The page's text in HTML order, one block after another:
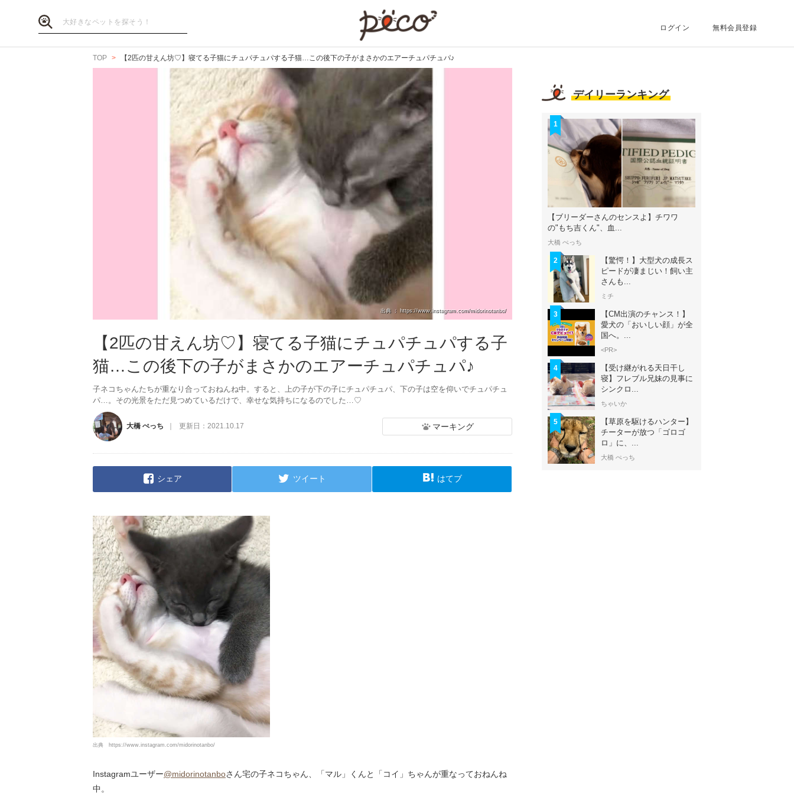
ログイン 無料会員登録
TOP 【2匹の甘えん坊♡】寝てる子猫にチュパチュパする子猫…この後下の子がまさかのエアーチュパチュパ♪
出典 ： https://www.instagram.com/midorinotanbo/
【2匹の甘えん坊♡】寝てる子猫にチュパチュパする子
猫…この後下の子がまさかのエアーチュパチュパ♪
子ネコちゃんたちが重なり合っておねんね中。すると、上の子が下の子にチュパチュパ、下の子は空を仰いでチュパチュ
パ…。その光景をただ見つめているだけで、幸せな気持ちになるのでした…♡
大橋 ぺっち 更新日： 2021.10.17 マーキング
シェア ツイート はてブ
出典 https://www.instagram.com/midorinotanbo/
Instagramユーザー@midorinotanboさん宅の子ネコちゃん、「マル」くんと「コイ」ちゃんが重なっておねんね
中。
デイリーランキング
1
【ブリーダーさんのセンスよ】チワワ
の"もち吉くん"、血...
大橋 ぺっち
2
【驚愕！】大型犬の成長ス
ピードが凄まじい！飼い主
さんも...
ミチ
3
【CM出演のチャンス！】
愛犬の「おいしい顔」が全
国へ。...
<PR>
4
【受け継がれる天日干し
寝】フレブル兄妹の見事に
シンクロ...
ちゃいか
5
【草原を駆けるハンター】
チーターが放つ「ゴロゴ
ロ」に、...
大橋 ぺっち